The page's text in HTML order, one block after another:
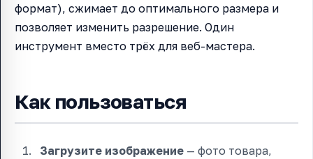
формат), сжимает до оптимального размера и
позволяет изменить разрешение. Один
инструмент вместо трёх для веб-мастера.
Как пользоваться
Загрузите изображение — фото товара,